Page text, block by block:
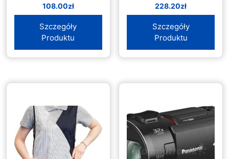
108.00zł
Szczegóły
Produktu
228.20zł
Szczegóły
Produktu